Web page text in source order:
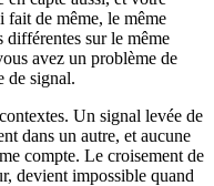
fait de même, le même
différentes sur le même
avez un problème de
de signal.
Un signal levée de
dans un autre, et aucune
compte. Le croisement de
devient impossible quand